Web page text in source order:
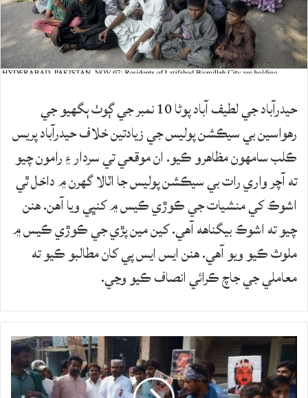
حيدرآباد جي لطيف آباد پوڻا 10 نمبر جي ڳوٺ ٻگهيو جي
رهواسين بي سيڪشن پوليس جي زيادتين خلاف حيدرآباد پريس
ڪلب سامهون مظاهرو ڪيو. ان موقعي تي سردار ۽ رامون چيو
ته آچر واري رات بي سيڪشن پوليس جا اٽالا گهرن ۾ داخل ٿي
اشوڪ کي منشيات جي ڪوڙي ڪيس ۾ کنڀي ويا آهن. هنن
چيو ته اشوڪ بيگناهه آهي. کين مين پڙي جي ڪوڙي ڪيس ۾
ملوث ڪيو ويو آهي. هنن ايس ايس پي کان مطالبو ڪيو ته
معاملي جي جاچ ڪرائي انصاف ڪيو وڃي.